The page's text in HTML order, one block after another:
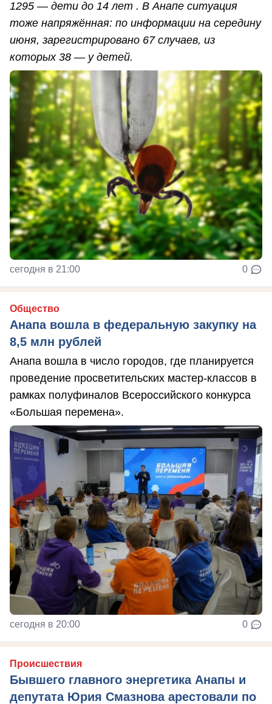
1295 — дети до 14 лет . В Анапе ситуация
тоже напряжённая: по информации на середину
июня, зарегистрировано 67 случаев, из
которых 38 — у детей.
сегодня в 21:00 0
Общество
Анапа вошла в федеральную закупку на
8,5 млн рублей
Анапа вошла в число городов, где планируется
проведение просветительских мастер-классов в
рамках полуфиналов Всероссийского конкурса
«Большая перемена».
сегодня в 20:00 0
Происшествия
Бывшего главного энергетика Анапы и
депутата Юрия Смазнова арестовали по